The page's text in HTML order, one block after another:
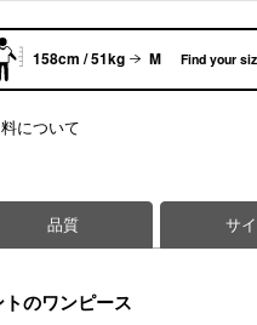
158cm / 51kg M Find your
について
品質 サ
のワンピース